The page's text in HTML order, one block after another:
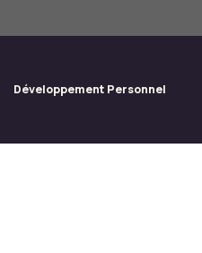
Développement Personnel